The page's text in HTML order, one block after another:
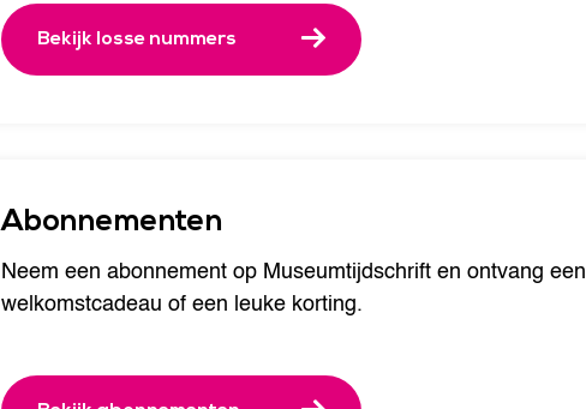
Bekijk losse nummers
Abonnementen
Neem een abonnement op Museumtijdschrift en ontvang een
welkomstcadeau of een leuke korting.